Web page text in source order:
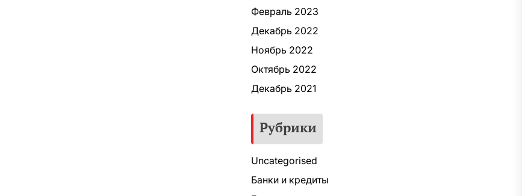
Февраль 2023
Декабрь 2022
Ноябрь 2022
Октябрь 2022
Декабрь 2021
Рубрики
Uncategorised
Банки и кредиты